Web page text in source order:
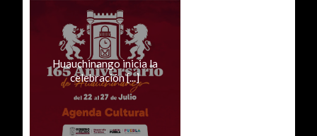
Huauchinango inicia la
celebración [...]